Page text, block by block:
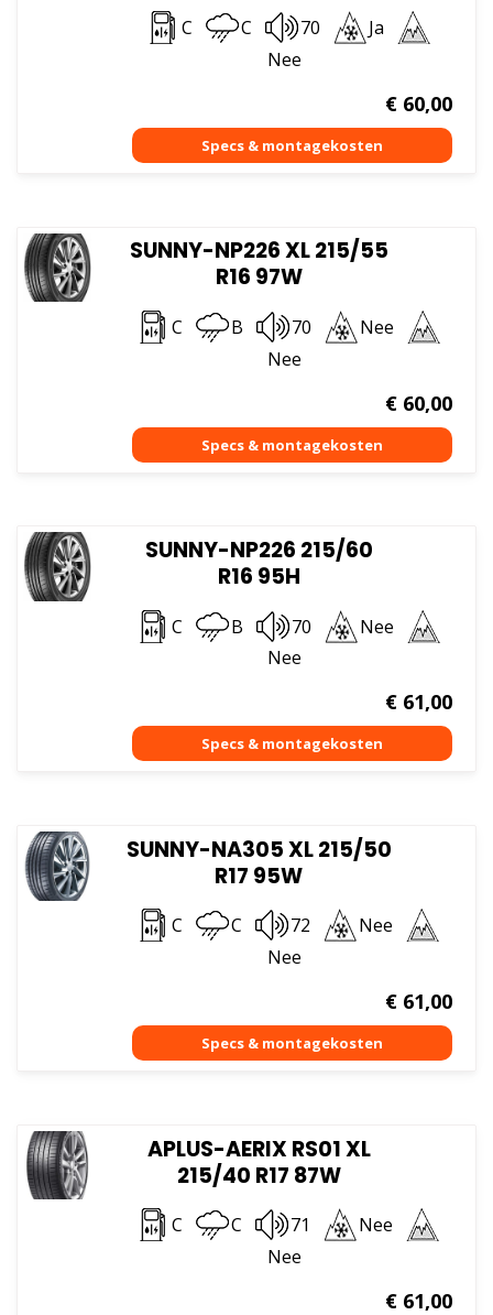
C C 70
Ja
Nee
€60,00
SUNNY-NP226 XL 215/55
R16 97W
C B 70
Nee
Nee
€60,00
SUNNY-NP226 215/60
R16 95H
C B 70
Nee
Nee
€61,00
SUNNY-NA305 XL 215/50
R17 95W
C C 72
Nee
Nee
€61,00
APLUS-AERIX RS01 XL
215/40 R17 87W
C C 71
Nee
Nee
€61,00